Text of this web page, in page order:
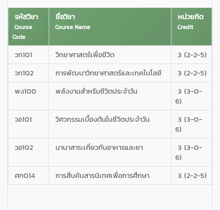
รหัสวิชา
Course
Code
ชื่อวิชา
Course Name
หน่วยกิต
Credit
วท101 วิทยาศาสตร์เพื่อชีวิต
3 (2-2-5)
วท102
การพัฒนาวิทยาศาสตร์และเทคโนโลยี
3 (2-2-5)
พง100
พลังงานสำหรับชีวิตประจำวัน
3 (3-0-
6)
วอ101
วิศวกรรมเบื้องต้นในชีวิตประจำวัน
3 (3-0-
6)
วอ102
นานาสาระเกี่ยวกับอาหารและยา
3 (3-0-
6)
ศท014
การสืบค้นสารนิเทศเพื่อการศึกษา 3 (2-2-5)